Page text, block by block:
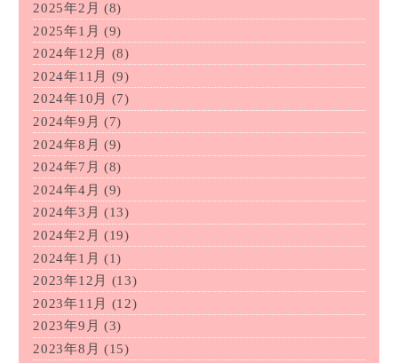
2025年2月 (8)
2025年1月 (9)
2024年12月
(8)
2024年11月
(9)
2024年10月
(7)
2024年9月 (7)
2024年8月 (9)
2024年7月 (8)
2024年4月 (9)
2024年3月 (13)
2024年2月 (19)
2024年1月 (1)
2023年12月
(13)
2023年11月
(12)
2023年9月 (3)
2023年8月 (15)